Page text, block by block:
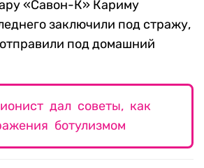
«Савон-К» Кариму
заключили под стражу,
под домашний
дал советы, как
ботулизмом